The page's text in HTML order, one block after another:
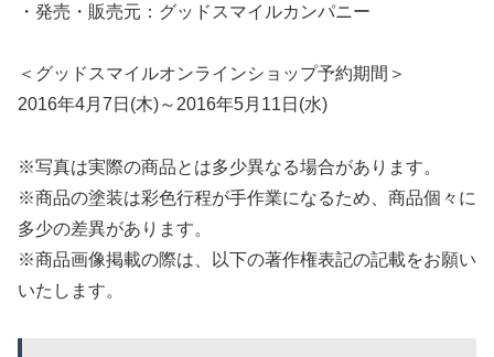
・発売・販売元：グッドスマイルカンパニー
＜グッドスマイルオンラインショップ予約期間＞
2016年4月7日(木)～2016年5月11日(水)
※写真は実際の商品とは多少異なる場合があります。
※商品の塗装は彩色行程が手作業になるため、商品個々に
多少の差異があります。
※商品画像掲載の際は、以下の著作権表記の記載をお願い
いたします。